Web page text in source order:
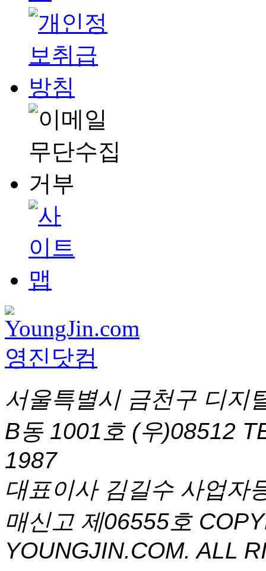
서울특별시 금천구 디지
B동 1001호 (우)08512
1987
대표이사 김길수 사업자
매신고 제06555호
YOUNGJIN.COM. ALL